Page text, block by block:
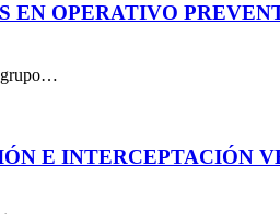
EN OPERATIVO
grupo…
E INTERCEPTACIÓN